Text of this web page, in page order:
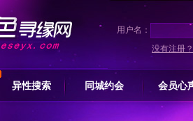
用户名：
没有注册？
异性搜索 同城约会 会员心